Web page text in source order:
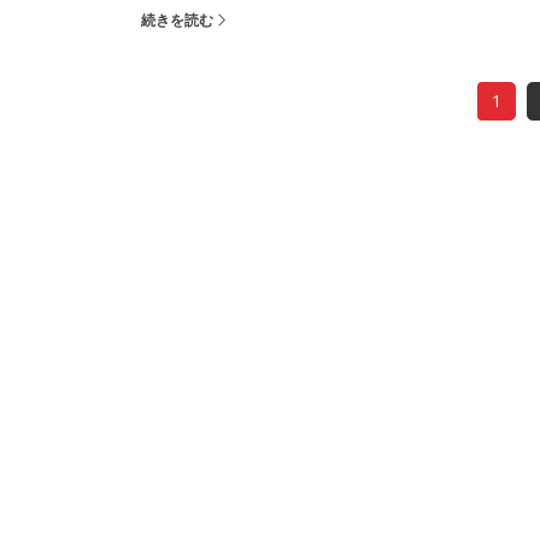
続きを読む
1